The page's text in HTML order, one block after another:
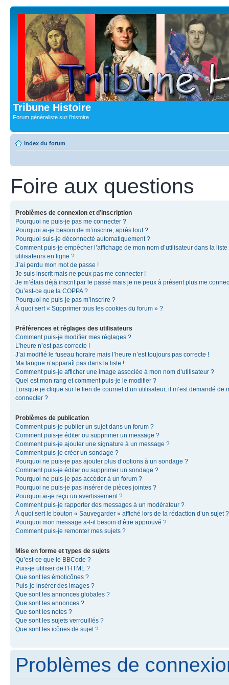
Tribune Histoire
Forum généraliste sur l'histoire
Index du forum
Foire aux questions
Problèmes de connexion et d’inscription
Pourquoi ne puis-je pas me connecter ?
Pourquoi ai-je besoin de m’inscrire, après tout ?
Pourquoi suis-je déconnecté automatiquement ?
Comment puis-je empêcher l’affichage de mon nom d’utilisateur dans la liste
utilisateurs en ligne ?
J’ai perdu mon mot de passe !
Je suis inscrit mais ne peux pas me connecter !
Je m’étais déjà inscrit par le passé mais je ne peux à présent plus me
Qu’est-ce que la COPPA ?
Pourquoi ne puis-je pas m’inscrire ?
À quoi sert « Supprimer tous les cookies du forum » ?
Préférences et réglages des utilisateurs
Comment puis-je modifier mes réglages ?
L’heure n’est pas correcte !
J’ai modifié le fuseau horaire mais l’heure n’est toujours pas correcte !
Ma langue n’apparaît pas dans la liste !
Comment puis-je afficher une image associée à mon nom d’utilisateur ?
Quel est mon rang et comment puis-je le modifier ?
Lorsque je clique sur le lien de courriel d’un utilisateur, il m’est demandé de
connecter ?
Problèmes de publication
Comment puis-je publier un sujet dans un forum ?
Comment puis-je éditer ou supprimer un message ?
Comment puis-je ajouter une signature à un message ?
Comment puis-je créer un sondage ?
Pourquoi ne puis-je pas ajouter plus d’options à un sondage ?
Comment puis-je éditer ou supprimer un sondage ?
Pourquoi ne puis-je pas accéder à un forum ?
Pourquoi ne puis-je pas insérer de pièces jointes ?
Pourquoi ai-je reçu un avertissement ?
Comment puis-je rapporter des messages à un modérateur ?
À quoi sert le bouton « Sauvegarder » affiché lors de la rédaction d’un sujet ?
Pourquoi mon message a-t-il besoin d’être approuvé ?
Comment puis-je remonter mes sujets ?
Mise en forme et types de sujets
Qu’est-ce que le BBCode ?
Puis-je utiliser de l’HTML ?
Que sont les émoticônes ?
Puis-je insérer des images ?
Que sont les annonces globales ?
Que sont les annonces ?
Que sont les notes ?
Que sont les sujets verrouillés ?
Que sont les icônes de sujet ?
Problèmes de